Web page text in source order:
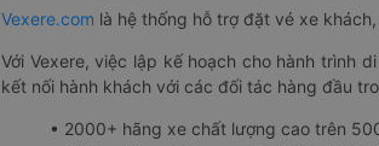
Vexere.com là hệ thống hỗ trợ đặt vé xe
Với Vexere, việc lập kế hoạch cho hành trình
kết nối hành khách với các đối tác hàng đầu
• 2000+ hãng xe chất lượng cao trên